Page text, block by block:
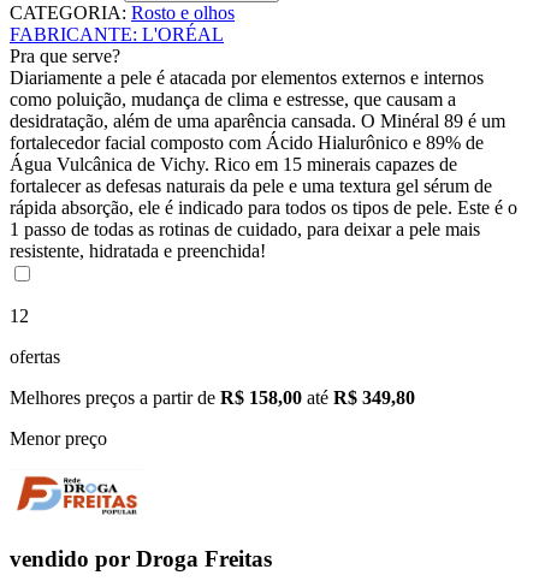
CATEGORIA: Rosto e olhos
FABRICANTE: L'ORÉAL
Pra que serve?
Diariamente a pele é atacada por elementos externos e internos
como poluição, mudança de clima e estresse, que causam a
desidratação, além de uma aparência cansada. O Minéral 89 é um
fortalecedor facial composto com Ácido Hialurônico e 89% de
Água Vulcânica de Vichy. Rico em 15 minerais capazes de
fortalecer as defesas naturais da pele e uma textura gel sérum de
rápida absorção, ele é indicado para todos os tipos de pele. Este é o
1 passo de todas as rotinas de cuidado, para deixar a pele mais
resistente, hidratada e preenchida!
12
ofertas
Melhores preços a partir de R$ 158,00 até R$ 349,80
Menor preço
vendido por Droga Freitas